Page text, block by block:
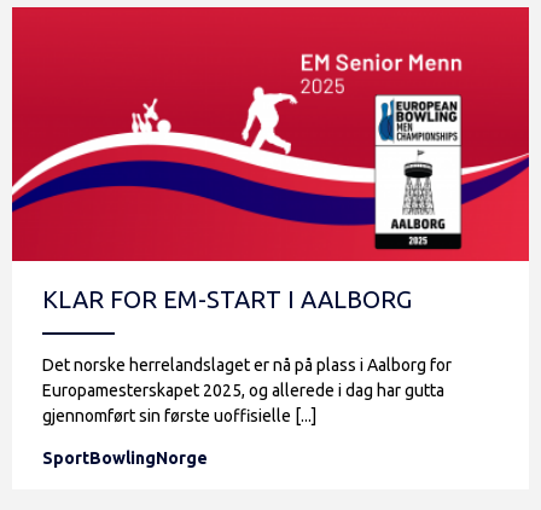
SportBowlingNorge
KLAR FOR EM-START I AALBORG
Det norske herrelandslaget er nå på plass i Aalborg for
Europamesterskapet 2025, og allerede i dag har gutta
gjennomført sin første uoffisielle [...]